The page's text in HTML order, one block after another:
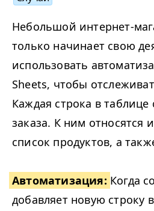
Небольшой интернет-
только начинает свою
использовать
Sheets, чтобы
Каждая строка в таблице
заказа. К ним относятся
список продуктов, а
Автоматизация: Когда
добавляет новую строку